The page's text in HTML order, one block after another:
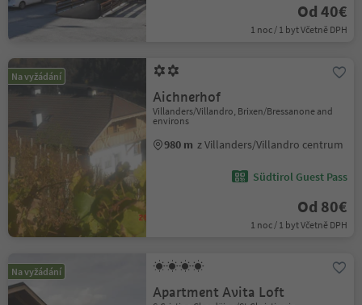
Od 40€
1 noc / 1 byt Včetně DPH
Na vyžádání
Aichnerhof
Villanders/Villandro, Brixen/Bressanone and
environs
980 m z Villanders/Villandro centrum
Südtirol Guest Pass
Od 80€
1 noc / 1 byt Včetně DPH
Na vyžádání
Apartment Avita Loft